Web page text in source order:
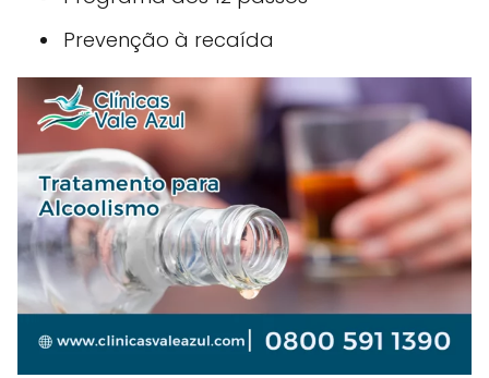
Prevenção à recaída